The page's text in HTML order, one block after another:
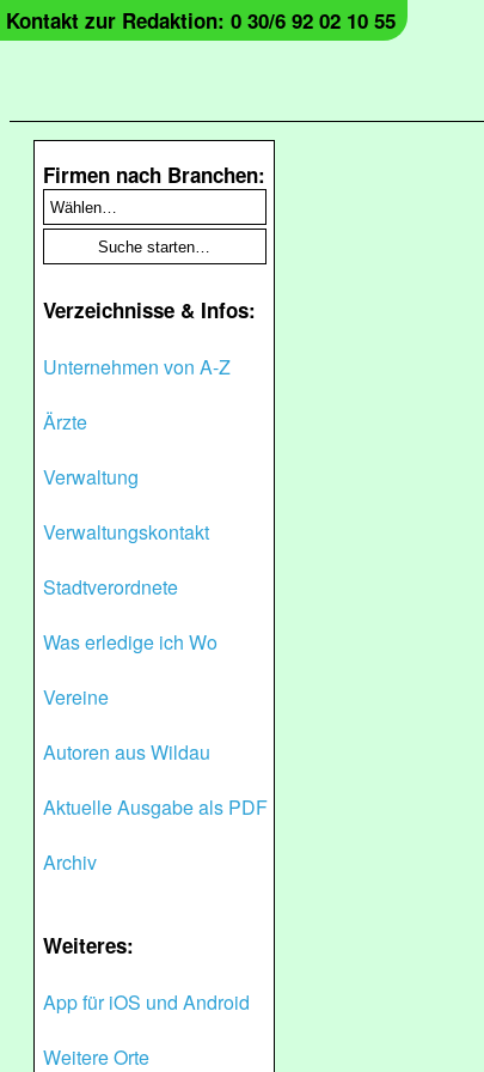
Kontakt zur Redaktion: 0 30/6 92 02 10 55
Firmen nach Branchen:
Verzeichnisse & Infos:
Unternehmen von A-Z
Ärzte
Verwaltung
Verwaltungskontakt
Stadtverordnete
Was erledige ich Wo
Vereine
Autoren aus Wildau
Aktuelle Ausgabe als PDF
Archiv
Weiteres:
App für iOS und Android
Weitere Orte